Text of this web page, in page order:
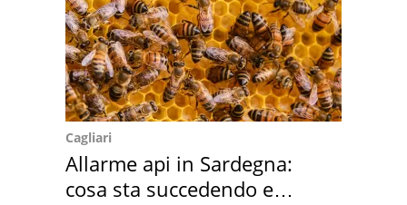
Cagliari
Allarme api in Sardegna:
cosa sta succedendo e